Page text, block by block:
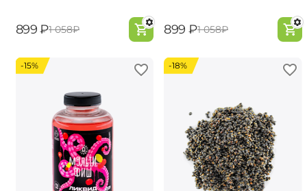
‍899‍ ₽‍1 058‍₽ ‍899‍ ₽‍1 058‍₽
-15% -18%